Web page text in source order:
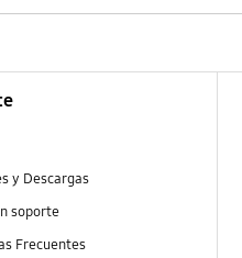
y Descargas
soporte
Frecuentes